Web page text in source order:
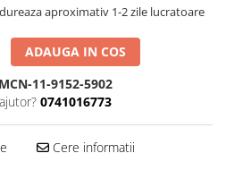
aproximativ 1-2 zile lucratoare
ADAUGA IN COS
MCN-11-9152-5902
0741016773
Cere informatii